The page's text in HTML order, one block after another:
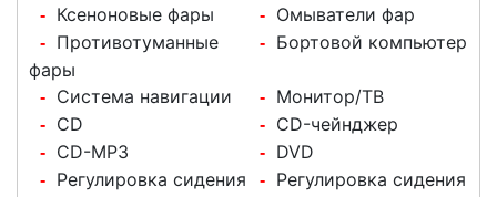
- Ксеноновые фары - Омыватели фар
-
Противотуманные
фары
- Бортовой компьютер
- Система навигации - Монитор/ТВ
- CD - CD-чейнджер
- CD-MP3 - DVD
-
Регулировка сидения
-
Регулировка сидения